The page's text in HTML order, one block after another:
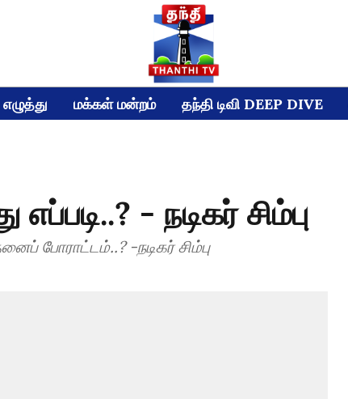
மக்கள் மன்றம் தந்தி டிவி DEEP DIVE
- நடிகர் சிம்பு
போராட்டம்..? -நடிகர் சிம்பு